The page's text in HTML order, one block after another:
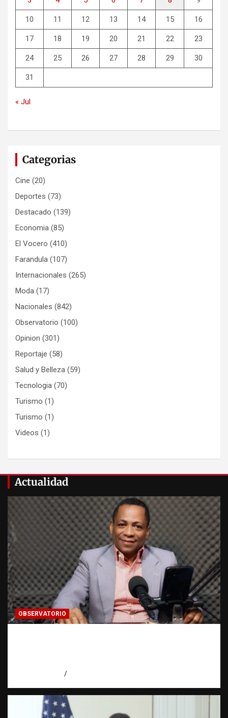
10 11 12 13 14 15 16
17 18 19 20 21 22 23
24 25 26 27 28 29 30
31
« Jul
Categorias
Cine (20)
Deportes (73)
Destacado (139)
Economia (85)
El Vocero (410)
Farandula (107)
Internacionales (265)
Moda (17)
Nacionales (842)
Observatorio (100)
Opinion (301)
Reportaje (58)
Salud y Belleza (59)
Tecnologia (70)
Turismo (1)
Turismo (1)
Videos (1)
Actualidad
OBSERVATORIO